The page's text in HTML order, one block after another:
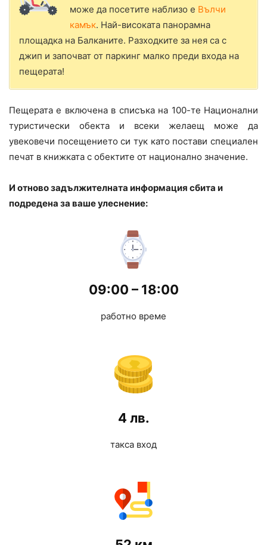
може да посетите наблизо е Вълчи
камък. Най-високата панорамна
площадка на Балканите. Разходките за нея са с
джип и започват от паркинг малко преди входа на
пещерата!
Пещерата е включена в списъка на 100-те Национални
туристически обекта и всеки желаещ може да
увековечи посещението си тук като постави специален
печат в книжката с обектите от национално значение.
И отново задължителната информация сбита и
подредена за ваше улеснение:
09:00 – 18:00
работно време
4 лв.
такса вход